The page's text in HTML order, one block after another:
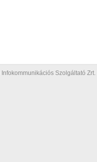
Szolgáltató Zrt.